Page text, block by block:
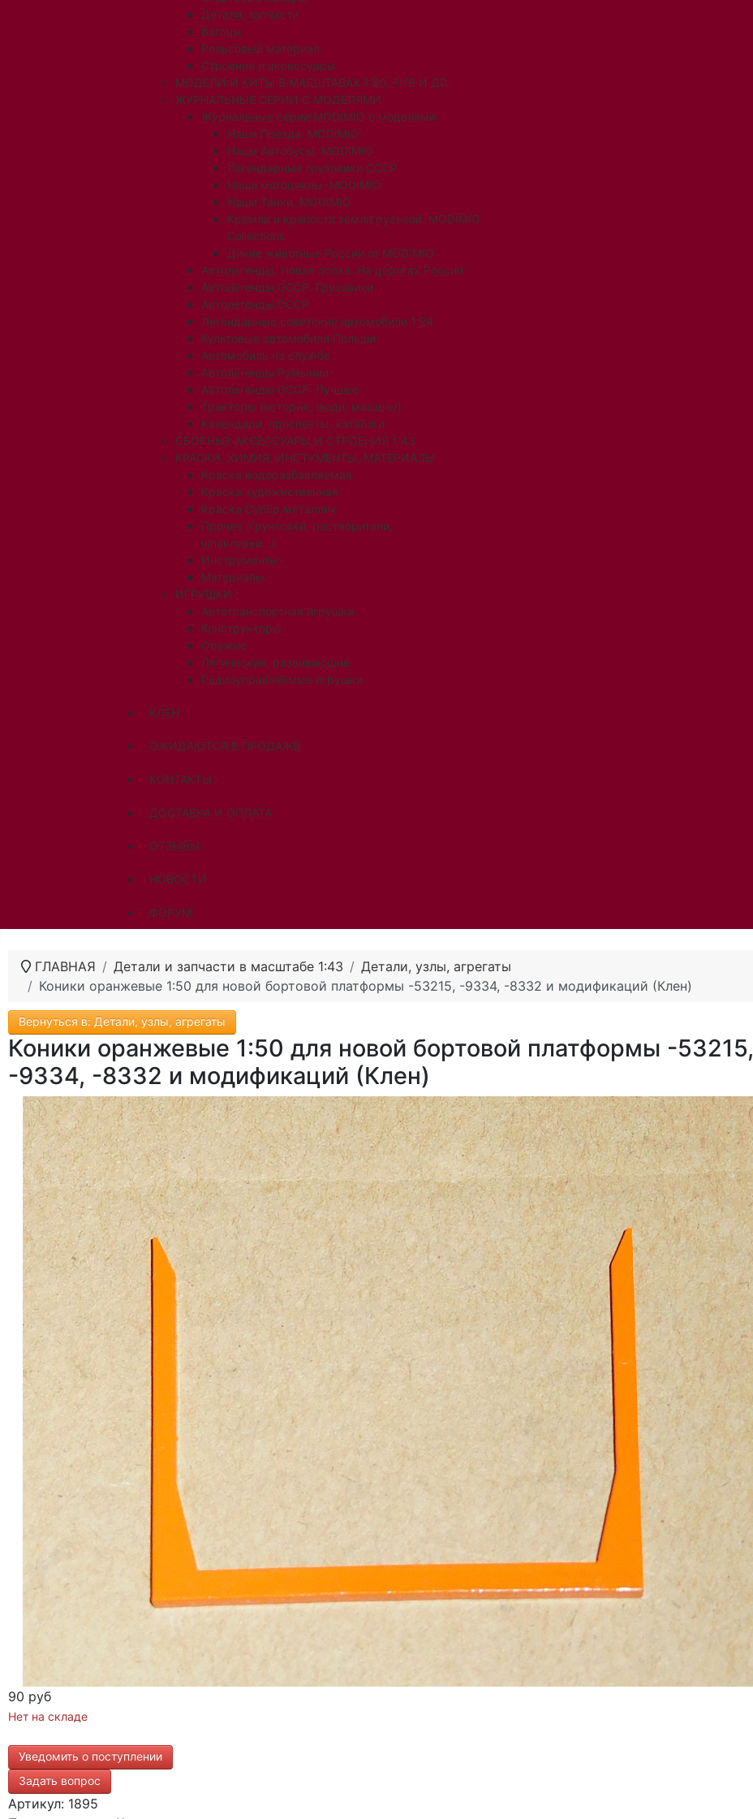
Детали, запчасти
Вагоны
Рельсовый материал
Строения и аксессуары
МОДЕЛИ И КИТЫ В МАСШТАБАХ 1:50, 1:18 И ДР.
ЖУРНАЛЬНЫЕ СЕРИИ С МОДЕЛЯМИ
Журнальные серии MODIMIO с моделями
Наши Поезда. MODIMIO
Наши Автобусы. MODIMIO
Легендарные грузовики СССР
Наши мотоциклы. MODIMIO
Наши Танки. MODIMIO
Кремли и крепости земли русской. MODIMIO
Collections
Дикие животные России от MODIMIO
Автолегенды. Новая эпоха. На дорогах России
Автолегенды СССР. Грузовики
Автолегенды СССР
Легендарные советские автомобили 1:24
Культовые автомобили Польши
Автомобиль на службе
Автолегенды Румынии
Автолегенды СССР. Лучшее
Тракторы (история, люди, машины)
Календари, проспекты, каталоги
СБОРНЫЕ АКСЕССУАРЫ И СТРОЕНИЯ 1:43
КРАСКИ, ХИМИЯ, ИНСТУМЕНТЫ, МАТЕРИАЛЫ
Краска водоразбавляемая
Краска художественная
Краска Супер металлик
Прочее (грунтовки, растворители,
шпаклевки...)
Инструменты
Материалы
ИГРУШКИ
Автотранспортная игрушка
Конструкторы
Оружие
Логические, развивающие
Радиоуправляемые игрушки
КЛЕН
ОЖИДАЮТСЯ В ПРОДАЖЕ
КОНТАКТЫ
ДОСТАВКА И ОПЛАТА
ОТЗЫВЫ
НОВОСТИ
ФОРУМ
ГЛАВНАЯ Детали и запчасти в масштабе 1:43
Детали, узлы, агрегаты
Коники оранжевые 1:50 для новой бортовой платформы -53215, -9334, -8332 и модификаций (Клен)
Вернуться в: Детали, узлы, агрегаты
Коники оранжевые 1:50 для новой бортовой платформы -53215,
-9334, -8332 и модификаций (Клен)
90 руб
Нет на складе
Уведомить о поступлении
Задать вопрос
Артикул: 1895